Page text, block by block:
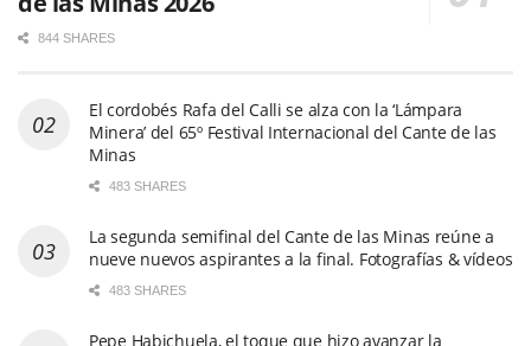
844 SHARES
El cordobés Rafa del Calli se alza con la ‘Lámpara
Minera’ del 65º Festival Internacional del Cante de las
Minas
483 SHARES
La segunda semifinal del Cante de las Minas reúne a
nueve nuevos aspirantes a la final. Fotografías & vídeos
483 SHARES
Pepe Habichuela, el toque que hizo avanzar la